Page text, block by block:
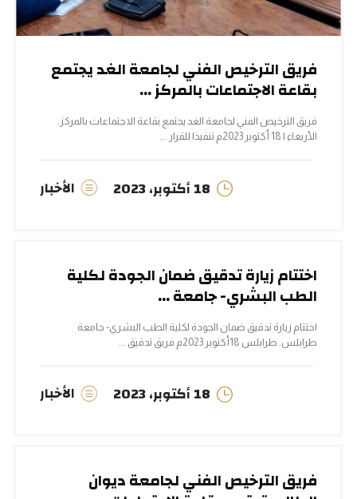
فريق الترخيص الفني لجامعة الغد يجتمع
بقاعة الاجتماعات بالمركز ...
فريق الترخيص الفني لجامعة الغد يجتمع بقاعة الاجتماعات بالمركز.
الأربعاء | 18 أكتوبر 2023م تنفيذا للقرار ...
18 أكتوبر، 2023 الأخبار
اختتام زيارة تدقيق ضمان الجودة لكلية
الطب البشري- جامعة ...
اختتام زيارة تدقيق ضمان الجودة لكلية الطب البشري- جامعة
طرابلس. طرابلس 18أكتوبر 2023م فريق تدقيق ...
18 أكتوبر، 2023 الأخبار
فريق الترخيص الفني لجامعة ديوان